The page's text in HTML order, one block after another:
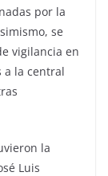
por la
se
vigilancia en
a la central
la
Luis